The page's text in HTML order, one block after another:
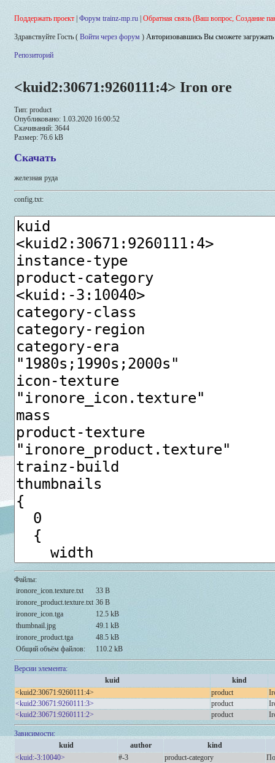
Поддержать проект Форум trainz-mp.ru Обратная связь (Ваш вопрос, Создание
Здравствуйте Гость ( Войти через форум ) Авторизовавшись Вы сможете
Репозиторий
<kuid2:30671:9260111:4> Iron ore
Тип: product
Опубликовано: 1.03.2020 16:00:52
Скачиваний: 3644
Размер: 76.6 kB
Скачать
железная руда
config.txt:
Файлы:
ironore_icon.texture.txt
33 B
ironore_product.texture.txt 36 B
ironore_icon.tga
12.5 kB
thumbnail.jpg
49.1 kB
ironore_product.tga
48.5 kB
Общий объём файлов:
110.2 kB
Версии элемента:
kuid
kind
<kuid2:30671:9260111:4>
product
<kuid2:30671:9260111:3>
product
<kuid2:30671:9260111:2>
product
Зависимости:
kuid
author
kind
<kuid:-3:10040>
#-3 product-category